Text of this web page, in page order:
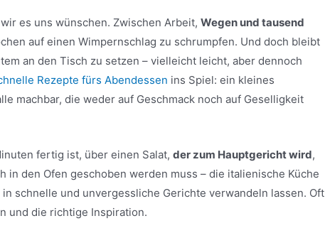
es uns wünschen. Zwischen Arbeit, Wegen und tausend
auf einen Wimpernschlag zu schrumpfen. Und doch bleibt
an den Tisch zu setzen – vielleicht leicht, aber dennoch
Rezepte fürs Abendessen ins Spiel: ein kleines
machbar, die weder auf Geschmack noch auf Geselligkeit
fertig ist, über einen Salat, der zum Hauptgericht wird,
in den Ofen geschoben werden muss – die italienische Küche
schnelle und unvergessliche Gerichte verwandeln lassen. Oft
und die richtige Inspiration.